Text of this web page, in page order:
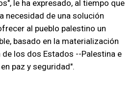
le ha expresado, al tiempo que
necesidad de una solución
al pueblo palestino un
basado en la materialización
los dos Estados --Palestina e
paz y seguridad".